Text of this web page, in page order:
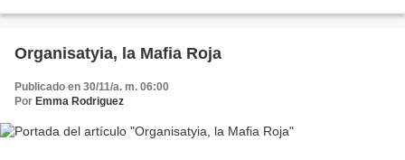
Organisatyia, la Mafia Roja
Publicado en 30/11/a. m. 06:00
Por Emma Rodriguez